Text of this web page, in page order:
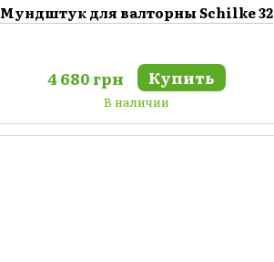
Мундштук для валторны Schilke 32
4 680 грн Купить
В наличии